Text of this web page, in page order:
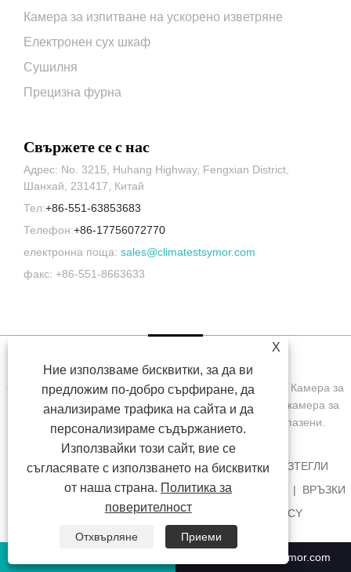
Камера за изпитване на ускорено изветряне
Електронен сух шкаф
Сушилня
Прецизна фурна
Свържете се с нас
Адрес: No. 3215, Huhang Highway, Fengxian District,
Шанхай, 231417, Китай
Тел:+86-551-63853683
Телефон:+86-17756072770
електронна поща: sales@climatestsymor.com
факс: +86-551-8663633
Copyright © 2022 Symor Instrument Equipment Co., Ltd. Камера за
изпитване на околната среда, електронен сух шкаф, камера за
изпитване на ускорено изветряне Всички права запазени.
У ДОМА ЗА НАС ПРОДУКТИ НОВИНИ
ИЗТЕГЛИ
ИЗПРАТЕТЕ ЗАПИТВАНЕ
СВЪРЖЕТЕ СЕ С НАС
ВРЪЗКИ
SITEMAP
RSS XML PRIVACY POLICY
X
Ние използваме бисквитки, за да ви
предложим по-добро сърфиране, да
анализираме трафика на сайта и да
персонализираме съдържанието.
Използвайки този сайт, вие се
съгласявате с използването на бисквитки
от наша страна. Политика за
поверителност
Отхвърляне
Приеми
sales@climatestsymor.com